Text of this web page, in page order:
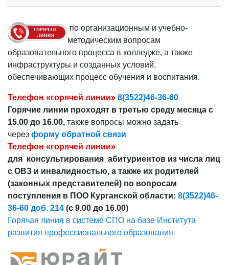
по организационным и учебно-
методическим вопросам
образовательного процесса в колледже, а также
инфраструктуры и созданных условий,
обеспечивающих процесс обучения и воспитания.
Телефон «горячей линии» 8(3522)46-36-60
Горячие линии проходят в третью среду месяца с
15.00 до 16.00, также вопросы можно задать
через форму обратной связи
Телефон «горячей линии»
для консультирования абитуриентов из числа лиц
с ОВЗ и инвалидностью, а также их родителей
(законных представителей) по вопросам
поступления в ПОО Курганской области: 8(3522)46-
36-60 доб. 214 (с 9.00 до 16.00)
Горячая линия в системе СПО на базе Института
развития профессионального образования